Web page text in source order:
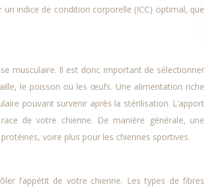
indice de condition corporelle (ICC) optimal, que
musculaire. Il est donc important de sélectionner
le poisson ou les œufs. Une alimentation riche
pouvant survenir après la stérilisation. L’apport
de votre chienne. De manière générale, une
voire plus pour les chiennes sportives.
l’appétit de votre chienne. Les types de fibres